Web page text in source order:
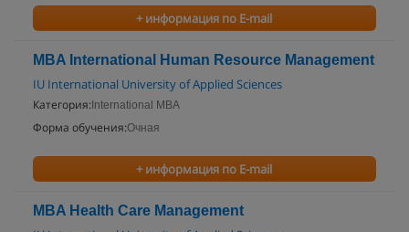
+ информация по E-mail
MBA International Human Resource Management
IU International University of Applied Sciences
Категория: International MBA
Форма обучения:Очная
+ информация по E-mail
MBA Health Care Management